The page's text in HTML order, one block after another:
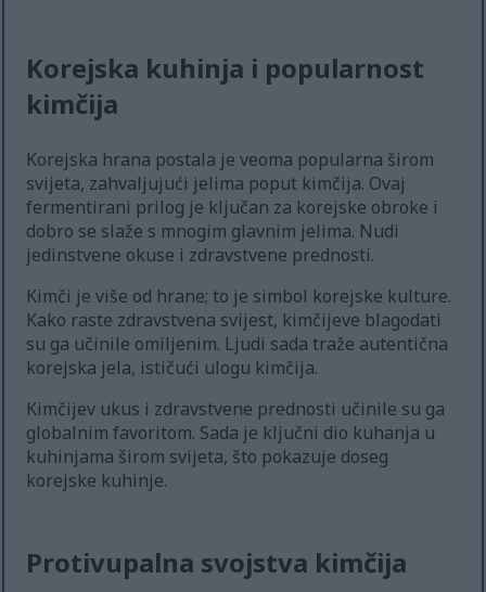
Korejska kuhinja i popularnost
kimčija
Korejska hrana postala je veoma popularna širom
svijeta, zahvaljujući jelima poput kimčija. Ovaj
fermentirani prilog je ključan za korejske obroke i
dobro se slaže s mnogim glavnim jelima. Nudi
jedinstvene okuse i zdravstvene prednosti.
Kimči je više od hrane; to je simbol korejske kulture.
Kako raste zdravstvena svijest, kimčijeve blagodati
su ga učinile omiljenim. Ljudi sada traže autentična
korejska jela, ističući ulogu kimčija.
Kimčijev ukus i zdravstvene prednosti učinile su ga
globalnim favoritom. Sada je ključni dio kuhanja u
kuhinjama širom svijeta, što pokazuje doseg
korejske kuhinje.
Protivupalna svojstva kimčija